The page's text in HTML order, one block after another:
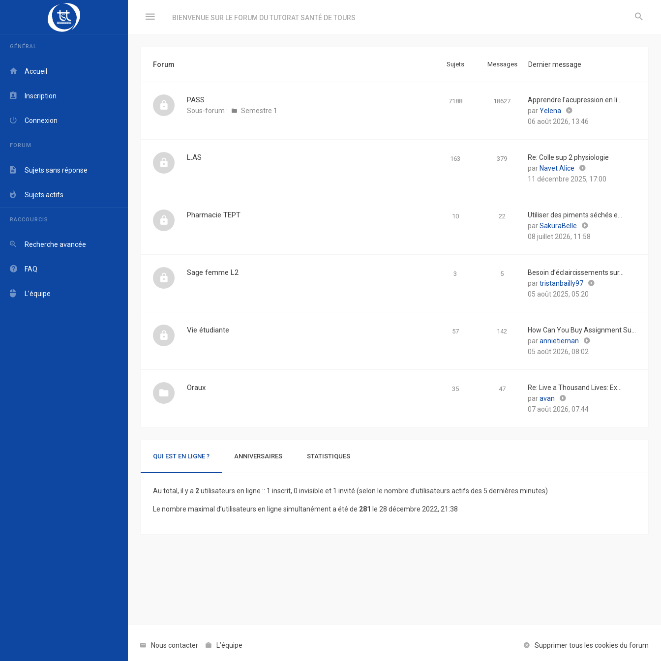
BIENVENUE SUR LE FORUM DU TUTORAT SANTÉ DE TOURS
GÉNÉRAL
Accueil
Inscription
Connexion
FORUM
Sujets sans réponse
Sujets actifs
RACCOURCIS
Recherche avancée
FAQ
L’équipe
Forum Sujets Messages Dernier message
PASS
Sous-forum : Semestre 1
7188 18627
Apprendre l'acupression en li…
parYelena
Consulter
le
06 août 2026, 13:46
L.AS 163 379
Re: Colle sup 2 physiologie
par Navet Alice
Consulter
le
11 décembre 2025, 17:00
Pharmacie TEPT 10 22
Utiliser des piments séchés e…
parSakuraBelle
Consulter
le
08 juillet 2026, 11:58
Sage femme L2 3 5
Besoin d’éclaircissements sur…
partristanbailly97
Consulter
05 août 2025, 05:20
Vie étudiante 57 142
How Can You Buy Assignment Su…
parannietiernan
Consulter
05 août 2026, 08:02
Oraux 35 47
Re: Live a Thousand Lives: Ex…
paravan
Consulter
le
07 août 2026, 07:44
QUI EST EN LIGNE ? ANNIVERSAIRES STATISTIQUES
Au total, il y a 2utilisateurs en ligne :: 1 inscrit, 0 invisible et 1 invité (selon le nombre d’utilisateurs actifs des 5 dernières minutes)
Le nombre maximal d’utilisateurs en ligne simultanément a été de 281 le 28 décembre 2022, 21:38
Nous contacter L’équipe Supprimer tous les cookies du forum